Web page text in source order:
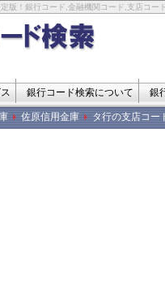
版！銀行コード,金融機関コード,支店コー
銀行コード検索について 銀
佐原信用金庫 タ行の支店コー